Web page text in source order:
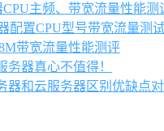
主频、带宽流量性能测
配置CPU型号带宽流量测
带宽流量性能测评
务器真心不值得！
器和云服务器区别优缺点